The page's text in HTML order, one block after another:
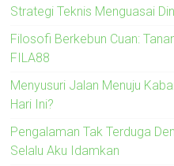
Strategi Teknis Menguasai
Filosofi Berkebun Cuan:
FILA88
Menyusuri Jalan Menuju
Hari Ini?
Pengalaman Tak Terduga
Selalu Aku Idamkan